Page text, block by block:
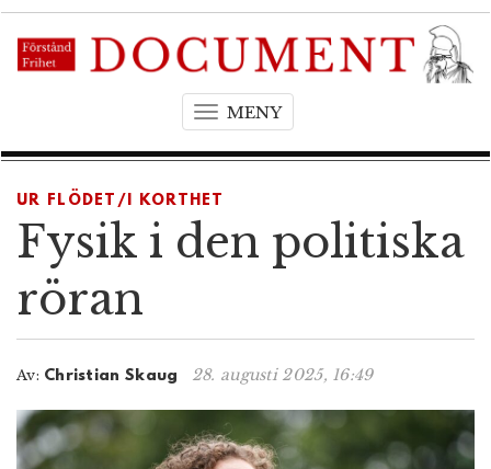
MENYT
g
e
n
g
t
i
UR FLÖDET/I KORTHET
Fysik i den politiska
röran
Av: Christian Skaug 28. augusti 2025, 16:49